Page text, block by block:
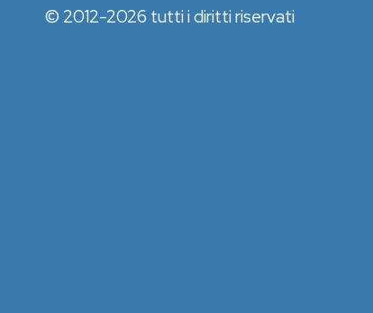
© 2012-2026 tutti i diritti riservati